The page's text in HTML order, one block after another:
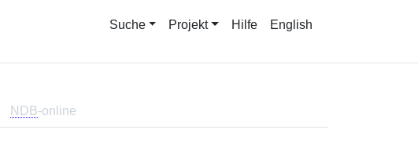
Suche Projekt Hilfe English
NDB-online